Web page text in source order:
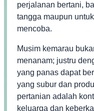
perjalanan bertani,
tangga maupun
mencoba.
Musim kemarau
menanam; justru
yang panas dapat
yang subur dan
pertanian adalah
keluarga dan